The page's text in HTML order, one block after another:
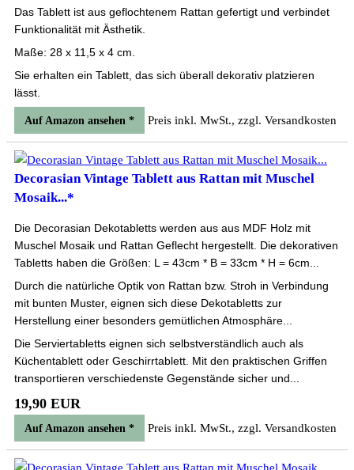
Das Tablett ist aus geflochtenem Rattan gefertigt und verbindet
Funktionalität mit Ästhetik.
Maße: 28 x 11,5 x 4 cm.
Sie erhalten ein Tablett, das sich überall dekorativ platzieren
lässt.
Auf Amazon ansehen * Preis inkl. MwSt., zzgl. Versandkosten
Decorasian Vintage Tablett aus Rattan mit Muschel
Mosaik...*
Die Decorasian Dekotabletts werden aus aus MDF Holz mit
Muschel Mosaik und Rattan Geflecht hergestellt. Die dekorativen
Tabletts haben die Größen: L = 43cm * B = 33cm * H = 6cm...
Durch die natürliche Optik von Rattan bzw. Stroh in Verbindung
mit bunten Muster, eignen sich diese Dekotabletts zur
Herstellung einer besonders gemütlichen Atmosphäre...
Die Serviertabletts eignen sich selbstverständlich auch als
Küchentablett oder Geschirrtablett. Mit den praktischen Griffen
transportieren verschiedenste Gegenstände sicher und...
19,90 EUR
Auf Amazon ansehen * Preis inkl. MwSt., zzgl. Versandkosten